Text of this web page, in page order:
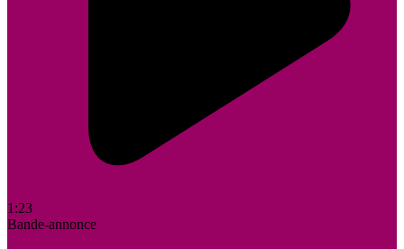
1:23
Bande-annonce